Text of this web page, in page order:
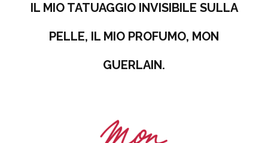
IL MIO TATUAGGIO INVISIBILE SULLA
PELLE, IL MIO PROFUMO, MON
GUERLAIN.